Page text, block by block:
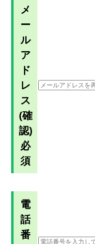
メ
ー
ル
ア
ド
レ
ス
(確
認)
必
須
電
話
番